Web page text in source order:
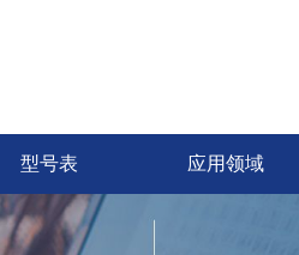
型号表 应用领域